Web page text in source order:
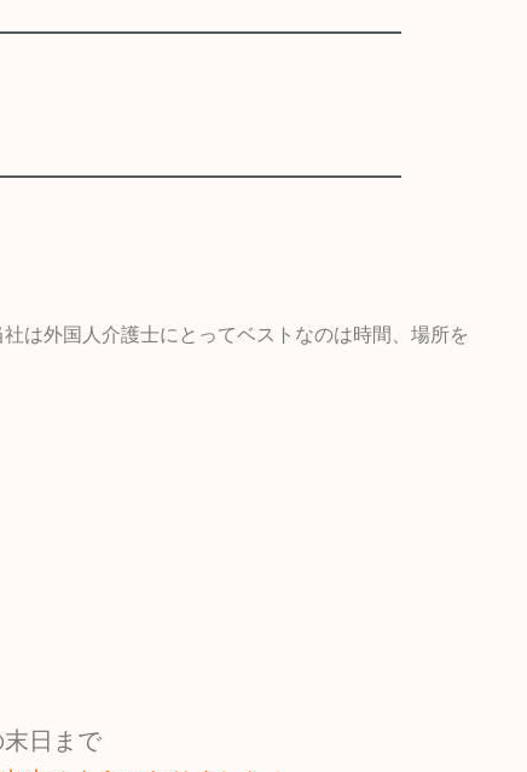
は外国人介護士にとってベストなのは時間、場所を
日まで